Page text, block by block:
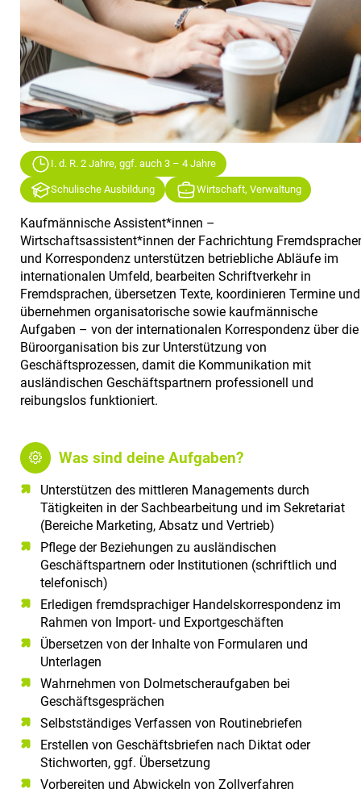
I. d. R. 2 Jahre, ggf. auch 3 – 4 Jahre
Schulische Ausbildung Wirtschaft, Verwaltung
Kaufmännische Assistent*innen –
Wirtschaftsassistent*innen der Fachrichtung
und Korrespondenz unterstützen betriebliche Abläufe im
internationalen Umfeld, bearbeiten Schriftverkehr in
Fremdsprachen, übersetzen Texte, koordinieren Termine und
übernehmen organisatorische sowie kaufmännische
Aufgaben – von der internationalen Korrespondenz über die
Büroorganisation bis zur Unterstützung von
Geschäftsprozessen, damit die Kommunikation mit
ausländischen Geschäftspartnern professionell und
reibungslos funktioniert.
Was sind deine Aufgaben?
Unterstützen des mittleren Managements durch
Tätigkeiten in der Sachbearbeitung und im Sekretariat
(Bereiche Marketing, Absatz und Vertrieb)
Pflege der Beziehungen zu ausländischen
Geschäftspartnern oder Institutionen (schriftlich und
telefonisch)
Erledigen fremdsprachiger Handelskorrespondenz im
Rahmen von Import- und Exportgeschäften
Übersetzen von der Inhalte von Formularen und
Unterlagen
Wahrnehmen von Dolmetscheraufgaben bei
Geschäftsgesprächen
Selbstständiges Verfassen von Routinebriefen
Erstellen von Geschäftsbriefen nach Diktat oder
Stichworten, ggf. Übersetzung
Vorbereiten und Abwickeln von Zollverfahren